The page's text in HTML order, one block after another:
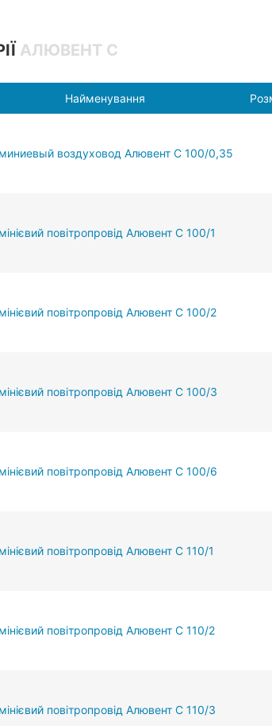
АЛЮВЕНТ С
Найменування
воздуховод Алювент С 100/0,35
повітропровід Алювент С 100/1
повітропровід Алювент С 100/2
повітропровід Алювент С 100/3
повітропровід Алювент С 100/6
повітропровід Алювент С 110/1
повітропровід Алювент С 110/2
повітропровід Алювент С 110/3